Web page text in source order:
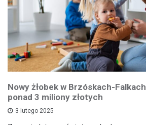
Nowy żłobek w Brzóskach-
ponad 3 miliony złotych
3 lutego 2025